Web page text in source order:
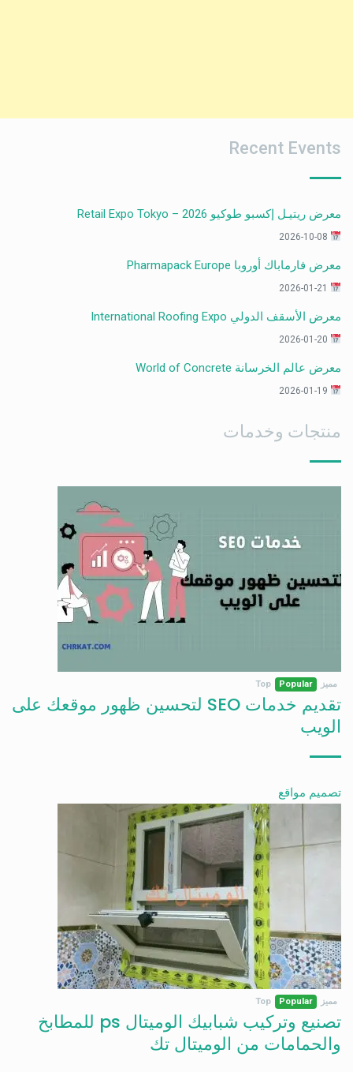
Recent Events
معرض ريتيـل إكسبو طوكيو 2026 – Retail Expo Tokyo
معرض فارماباك أوروبا Pharmapack Europe
معرض الأسقف الدولي International Roofing Expo
معرض عالم الخرسانة World of Concrete
منتجات وخدمات
مميز Popular
Top
تقديم خدمات SEO لتحسين ظهور موقعك على
الويب
تصميم مواقع
مميز Popular
Top
تصنيع وتركيب شبابيك الوميتال ps للمطابخ
والحمامات من الوميتال تك